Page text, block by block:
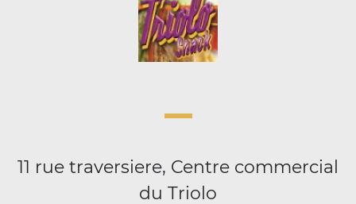
11 rue traversiere, Centre commercial
du Triolo